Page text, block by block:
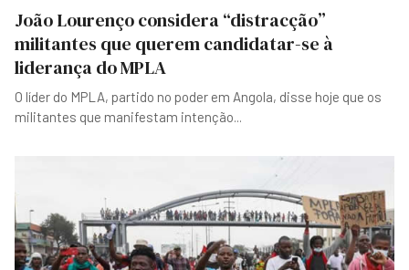
João Lourenço considera “distracção”
militantes que querem candidatar-se à
liderança do MPLA
O líder do MPLA, partido no poder em Angola, disse hoje que os
militantes que manifestam intenção...